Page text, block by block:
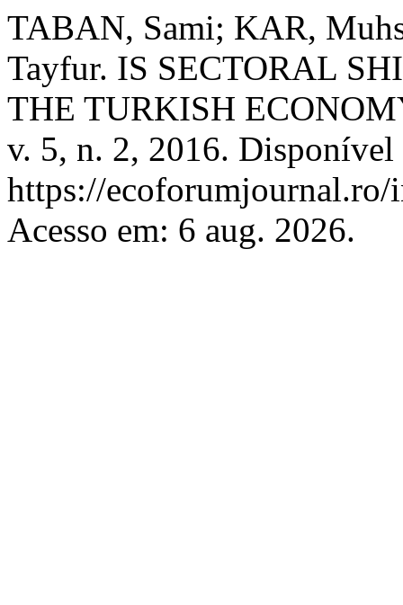
TABAN, Sami; KAR,
Tayfur. IS SECTORAL
THE TURKISH
v. 5, n. 2, 2016. Disponível
https://
Acesso em: 6 aug. 2026.